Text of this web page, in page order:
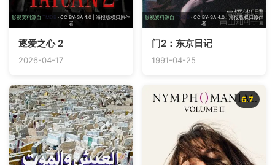
影视资料源自 TMDB · CC BY-SA 4.0 | 海报版权归原作
者
逐爱之心 2
2026-04-17
影视资料源自 TMDB
· CC BY-SA 4.0 | 海报版权归原作
者
门2：东京日记
1991-04-25
6.7